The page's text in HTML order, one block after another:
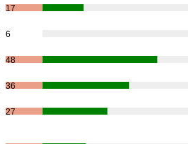
17
6
48
36
27